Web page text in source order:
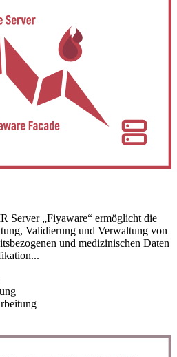
Server „Fiyaware“ ermöglicht die
Validierung und Verwaltung von
und medizinischen Daten